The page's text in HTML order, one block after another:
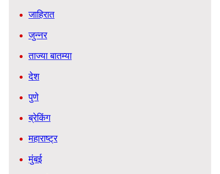
जाहिरात
जुन्नर
ताज्या बातम्या
देश
पुणे
ब्रेकिंग
महाराष्ट्र
मुंबई